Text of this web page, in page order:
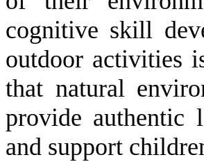
cognitive skill
outdoor activities
that natural
provide authentic
and support